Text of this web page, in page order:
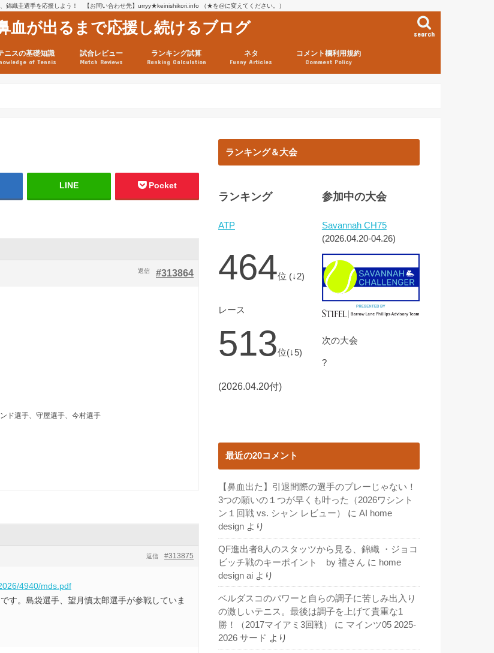
錦織圭選手を応援しよう！ 【お問い合わせ先】urryy★keinishikori.info （★を@に変えてください。）
血が出るまで応援し続けるブログ search
ニスの基礎知識
of Tennis
試合レビュー
Match Reviews
ランキング試算
Ranking Calculation
ネタ
Funny Articles
コメント欄利用規約
Comment Policy
LINE Pocket
#313864
返信
ド選手、守屋選手、今村選手
#313875
返信
4940/mds.pdf
す。島袋選手、望月慎太郎選手が参戦していま
ランキング＆大会
ランキング
ATP
464位 (↓2)
レース
513位(↓5)
(2026.04.20付)
参加中の大会
Savannah CH75
(2026.04.20-04.26)
次の大会
?
最近の20コメント
【鼻血出た】引退間際の選手のプレーじゃない！
3つの願いの１つが早くも叶った（2026ワシント
ン１回戦 vs. シャン レビュー）
に AI home
design より
QF進出者8人のスタッツから見る、錦織 ・ジョコ
ビッチ戦のキーポイント by 禮さん に home
design ai より
ベルダスコのパワーと自らの調子に苦しみ出入り
の激しいテニス。最後は調子を上げて貴重な1
勝！（2017マイアミ3回戦）
に マインツ05 2025-
2026 サード より